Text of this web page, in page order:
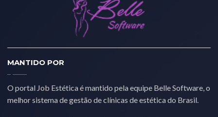
MANTIDO POR
O portal Job Estética é mantido pela equipe Belle Software, o
melhor sistema de gestão de clínicas de estética do Brasil.